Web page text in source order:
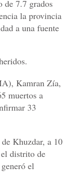
de 7.7 grados
la provincia
a una fuente
Kamran Zía,
muertos a
33
Khuzdar, a 10
distrito de
el